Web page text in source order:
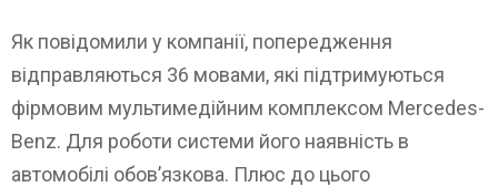
Як повідомили у компанії, попередження
відправляються 36 мовами, які підтримуються
фірмовим мультимедійним комплексом Mercedes-
Benz. Для роботи системи його наявність в
автомобілі обов’язкова. Плюс до цього